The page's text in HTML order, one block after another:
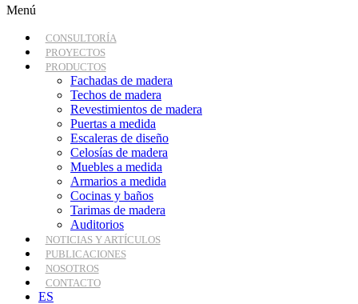
Menú
CONSULTORÍA
PROYECTOS
PRODUCTOS
Fachadas de madera
Techos de madera
Revestimientos de madera
Puertas a medida
Escaleras de diseño
Celosías de madera
Muebles a medida
Armarios a medida
Cocinas y baños
Tarimas de madera
Auditorios
NOTICIAS Y ARTÍCULOS
PUBLICACIONES
NOSOTROS
CONTACTO
ES